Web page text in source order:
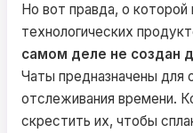
Но вот правда, о которой
технологических
самом деле не создан
Чаты предназначены
отслеживания времени.
скрестить их, чтобы